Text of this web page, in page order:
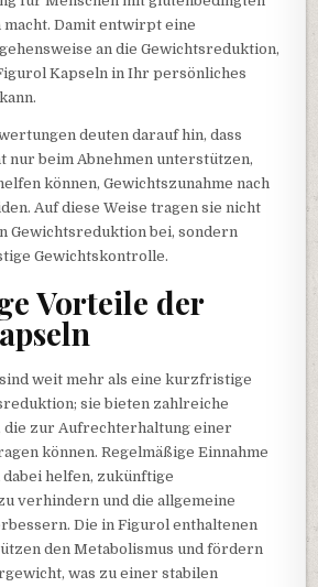
Damit entwirpt eine
an die Gewichtsreduktion,
Kapseln in Ihr persönliches
deuten darauf hin, dass
nur beim Abnehmen unterstützen,
können, Gewichtszunahme nach
Auf diese Weise tragen sie nicht
bei, sondern
Gewichtskontrolle.
Vorteile der
weit mehr als eine kurzfristige
sie bieten zahlreiche
zur Aufrechterhaltung einer
können. Regelmäßige Einnahme
helfen, zukünftige
verhindern und die allgemeine
Die in Figurol enthaltenen
den Metabolismus und fördern
was zu einer stabilen